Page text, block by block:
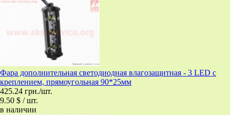
Фара дополнительная светодиодная влагозащитная - 3 LED с
креплением, прямоугольная 90*25мм
425.24 грн./шт.
9.50 $ / шт.
в наличии